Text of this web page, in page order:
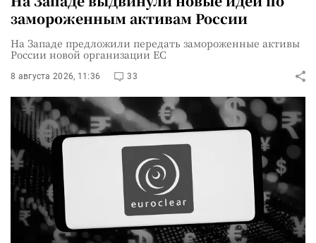
замороженным активам России
На Западе предложили передать замороженные активы
России новой организации ЕС
8 августа 2026, 11:36 33